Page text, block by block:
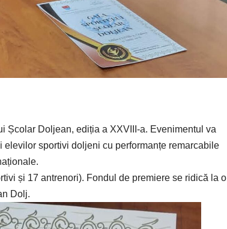
Școlar Doljean, ediția a XXVIII-a. Evenimentul va
sportivi doljeni cu performanțe remarcabile
și 17 antrenori). Fondul de premiere se ridică la o
Dolj.